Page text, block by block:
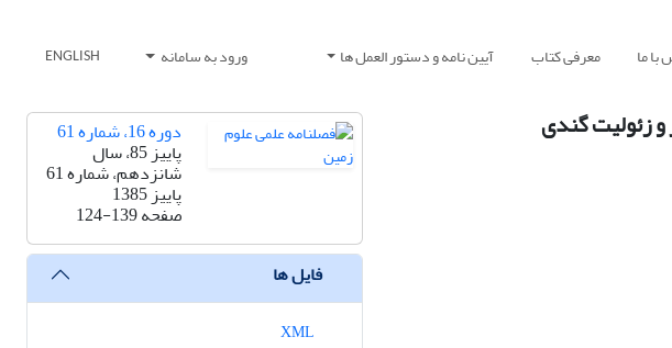
ما معرفی کتاب آیین نامه و دستور العمل ها ورود به سامانه ENGLISH
و زئولیت گندی دوره 16، شماره 61
پاییز 85، سال
شانزدهم، شماره 61
پاییز 1385
صفحه124-139
فایل ها